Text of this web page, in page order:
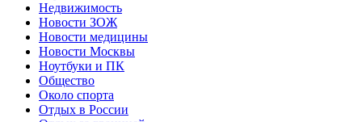
Недвижимость
Новости ЗОЖ
Новости медицины
Новости Москвы
Ноутбуки и ПК
Общество
Около спорта
Отдых в России